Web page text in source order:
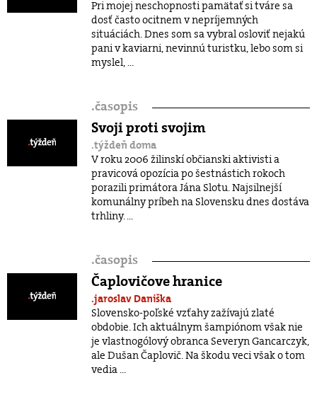
Pri mojej neschopnosti pamätať si tváre sa
dosť často ocitnem v nepríjemných
situáciách. Dnes som sa vybral osloviť nejakú
pani v kaviarni, nevinnú turistku, lebo som si
myslel, ...
.časopis
Svoji proti svojim
.týždeň doma
V roku 2006 žilinskí občianski aktivisti a
pravicová opozícia po šestnástich rokoch
porazili primátora Jána Slotu. Najsilnejší
komunálny príbeh na Slovensku dnes dostáva
trhliny. ...
.časopis
Čaplovičove hranice
.jaroslav Daniška
Slovensko-poľské vzťahy zažívajú zlaté
obdobie. Ich aktuálnym šampiónom však nie
je vlastnogólový obranca Severyn Gancarczyk,
ale Dušan Čaplovič. Na škodu veci však o tom
vedia ...